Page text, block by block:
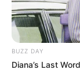
BUZZ DAY
Diana’s Last